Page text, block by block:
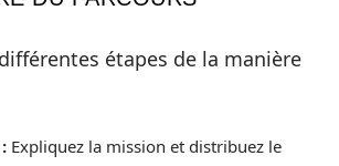
étapes de la manière
Expliquez la mission et distribuez le